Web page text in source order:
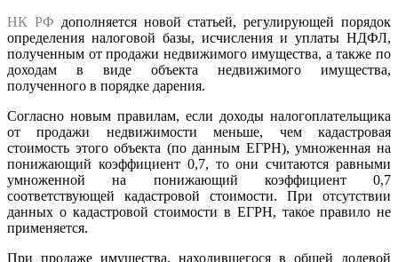
НК РФ дополняется новой статьей, регулирующей порядок
определения налоговой базы, исчисления и уплаты НДФЛ,
полученным от продажи недвижимого имущества, а также по
доходам в виде объекта недвижимого имущества,
полученного в порядке дарения.
Согласно новым правилам, если доходы налогоплательщика
от продажи недвижимости меньше, чем кадастровая
стоимость этого объекта (по данным ЕГРН), умноженная на
понижающий коэффициент 0,7, то они считаются равными
умноженной на понижающий коэффициент 0,7
соответствующей кадастровой стоимости. При отсутствии
данных о кадастровой стоимости в ЕГРН, такое правило не
применяется.
При продаже имущества, находившегося в общей долевой